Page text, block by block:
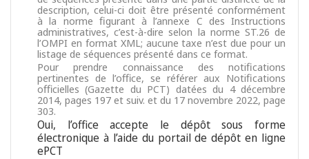
description, celui-ci doit être présenté conformément
à la norme figurant à l’annexe C des Instructions
administratives, c’est-à-dire selon la norme ST.26 de
l’OMPI en format XML; aucune taxe n’est due pour un
listage de séquences présenté dans ce format.
Pour prendre connaissance des notifications
pertinentes de l’office, se référer aux Notifications
officielles (Gazette du PCT) datées du 4 décembre
2014, pages 197 et suiv. et du 17 novembre 2022, page
303.
Oui, l’office accepte le dépôt sous forme
électronique à l’aide du portail de dépôt en ligne
ePCT